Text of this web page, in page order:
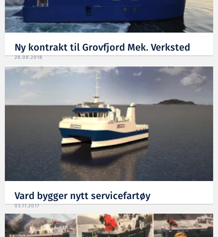
Ny kontrakt til Grovfjord Mek. Verksted
28.08.2018
Vard bygger nytt servicefartøy
03.11.2017